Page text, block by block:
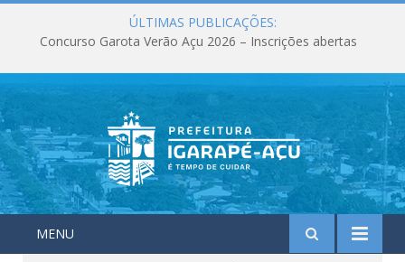
ÚLTIMAS PUBLICAÇÕES:
Concurso Garota Verão Açu 2026 – Inscrições abertas
MENU